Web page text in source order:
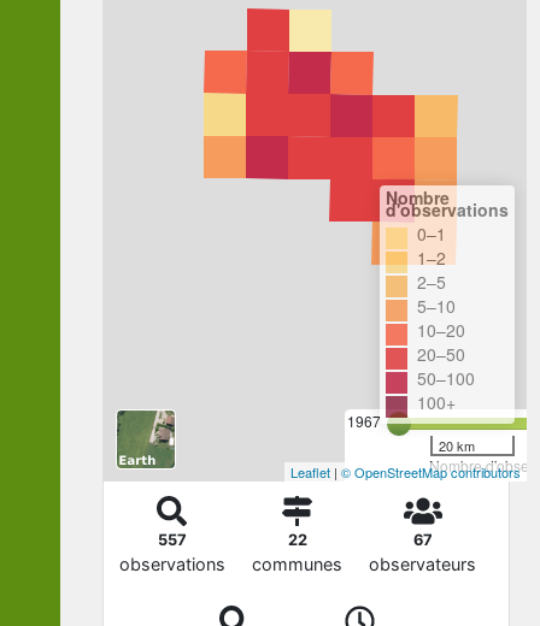
1967
Nombre
Nombre
d'observations
0–1
1–2
2–5
5–10
10–20
20–50
50–100
100+
20 km
Leaflet | © OpenStreetMap contributors
557
observations
22
communes
67
observateurs